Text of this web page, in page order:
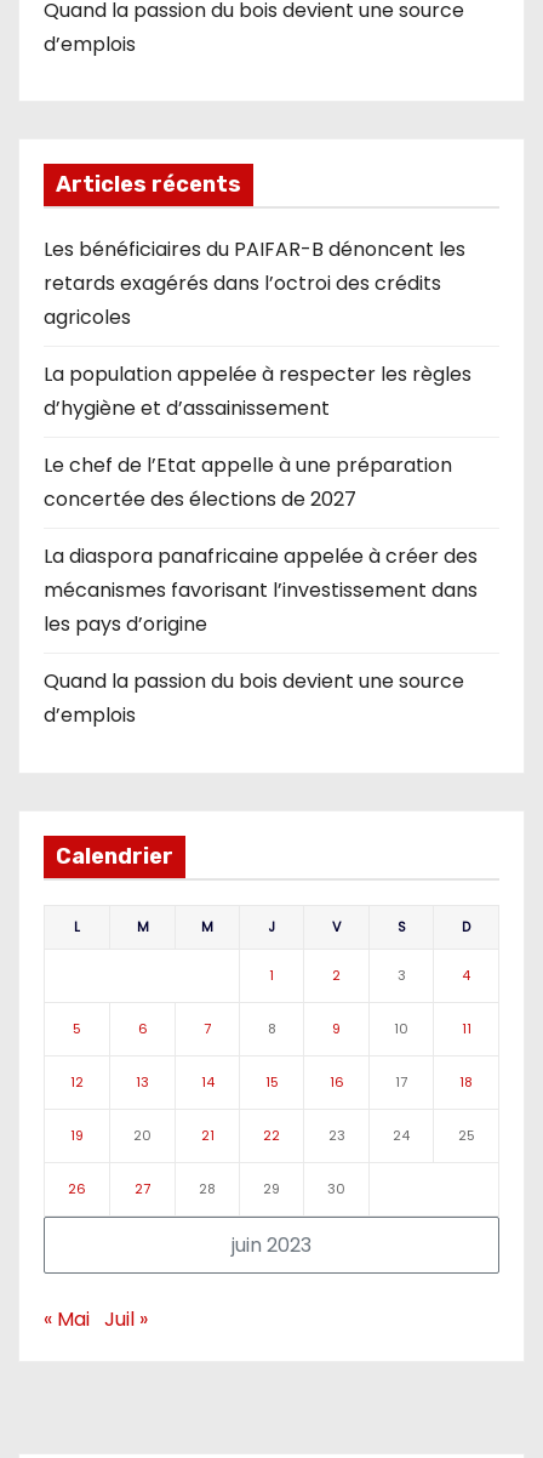
Quand la passion du bois devient une source
d’emplois
Articles récents
Les bénéficiaires du PAIFAR-B dénoncent les
retards exagérés dans l’octroi des crédits
agricoles
La population appelée à respecter les règles
d’hygiène et d’assainissement
Le chef de l’Etat appelle à une préparation
concertée des élections de 2027
La diaspora panafricaine appelée à créer des
mécanismes favorisant l’investissement dans
les pays d’origine
Quand la passion du bois devient une source
d’emplois
Calendrier
juin 2023
L M M J V S D
1 2 3 4
5 6 7 8 9 10 11
12 13 14 15 16 17 18
19 20 21 22 23 24 25
26 27 28 29 30
« Mai Juil »